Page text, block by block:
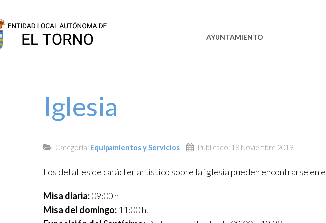
AYUNTAMIENTO
Iglesia
Categoría: Equipamientos y Servicios Publicado: 18 Noviembre 2019
Los detalles de carácter artístico sobre la iglesia pueden encontrarse en
Misa diaria:09:00 h
Misa del domingo: 11:00 h.